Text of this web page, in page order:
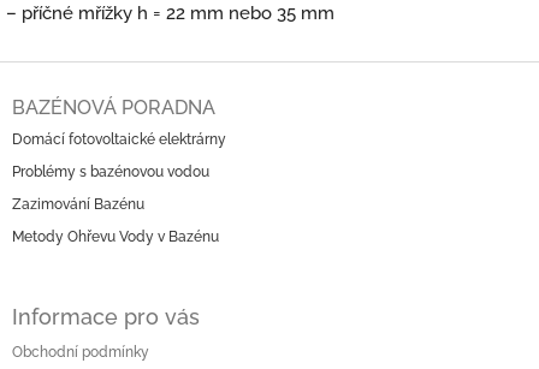
– příčné mřížky h = 22 mm nebo 35 mm
BAZÉNOVÁ PORADNA
Domácí fotovoltaické elektrárny
Problémy s bazénovou vodou
Zazimování Bazénu
Metody Ohřevu Vody v Bazénu
Informace pro vás
Obchodní podmínky